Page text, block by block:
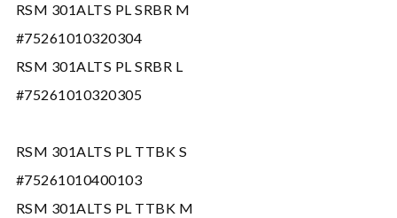
RSM 301ALTS PL SRBR M
#75261010320304
RSM 301ALTS PL SRBR L
#75261010320305
RSM 301ALTS PL TTBK S
#75261010400103
RSM 301ALTS PL TTBK M